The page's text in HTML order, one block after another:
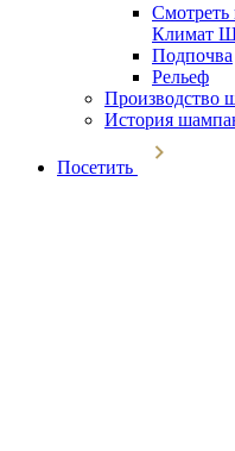
Смотреть
Климат
Подпочва
Рельеф
Производство
История
Посетить